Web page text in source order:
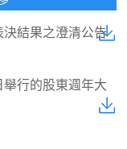
結果之澄清公告
行的股東週年大